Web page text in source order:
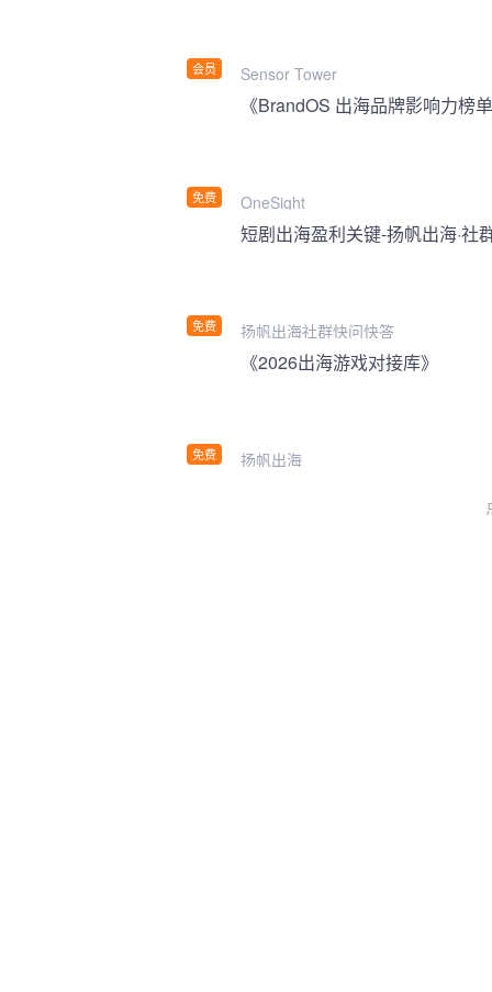
会员 Sensor Tower
免费
《BrandOS 出海品牌影响力榜
OneSight
免费
短剧出海盈利关键-扬帆出海·社
扬帆出海社群快问快答
免费
《2026出海游戏对接库》
扬帆出海